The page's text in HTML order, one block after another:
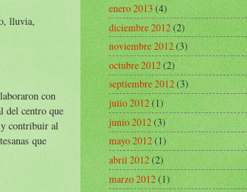
lluvia,
con
del centro que
contribuir al
que
enero 2013(4)
diciembre 2012(2)
noviembre 2012(3)
octubre 2012(2)
septiembre 2012(3)
julio 2012(1)
junio 2012(3)
mayo 2012(1)
abril 2012(2)
marzo 2012(1)